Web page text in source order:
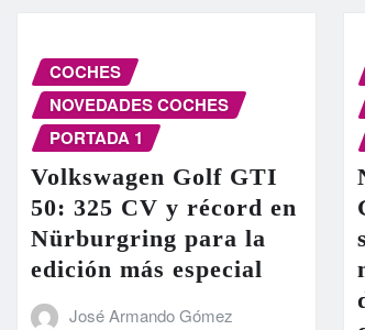
COCHES
NOVEDADES COCHES
PORTADA 1
Volkswagen Golf GTI
50: 325 CV y récord en
Nürburgring para la
edición más especial
José Armando Gómez